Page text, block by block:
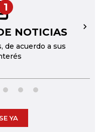
1
NOTICIAS
de acuerdo a sus
→
YA